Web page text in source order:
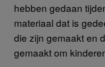
hebben gedaan
materiaal dat is
die zijn gemaakt en
gemaakt om